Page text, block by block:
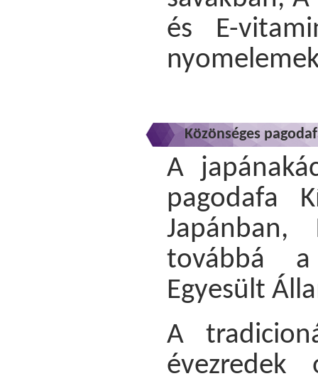
és E-
Közönséges
A
pagodafa
továbbá
Egyesült
A